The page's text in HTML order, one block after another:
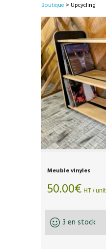
Boutique > Upcycling
Meuble vinyles
50.00€ HT / unit
3 en stock